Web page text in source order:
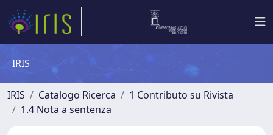
IRIS
IRIS Catalogo Ricerca
1 Contributo su Rivista
1.4 Nota a sentenza